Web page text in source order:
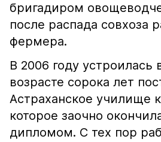
бригадиром
после распада совхоза
фермера.
В 2006 году устроилась
возрасте сорока лет
Астраханское училище
которое заочно
дипломом. С тех пор